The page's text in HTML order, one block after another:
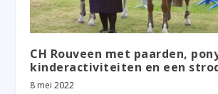
CH Rouveen met paarden,
kinderactiviteiten en een
8 mei 2022